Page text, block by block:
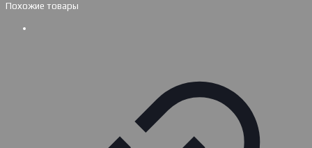
Похожие товары